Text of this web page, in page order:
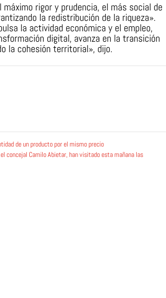
rigor y prudencia, el más social de
la redistribución de la riqueza».
la actividad económica y el empleo,
digital, avanza en la transición
la cohesión territorial», dijo.
de un producto por el mismo precio
concejal Camilo Abietar, han visitado esta mañana las